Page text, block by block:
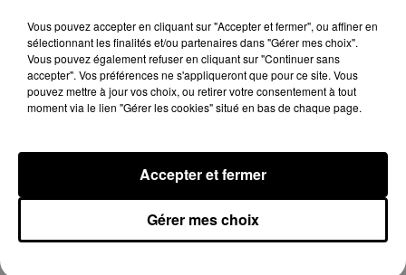
Les collectes de sang restent en tension en Eure-et-
Loir, avec de nombreux créneaux à réserver.
LE GRAND FORMAT
Vous pouvez accepter en cliquant sur "Accepter et fermer", ou affiner en
sélectionnant les finalités et/ou partenaires dans "Gérer mes choix".
Vous pouvez également refuser en cliquant sur "Continuer sans
accepter". Vos préférences ne s'appliqueront que pour ce site. Vous
pouvez mettre à jour vos choix, ou retirer votre consentement à tout
moment via le lien "Gérer les cookies" situé en bas de chaque page.
Gérer mes choix
Accepter et fermer